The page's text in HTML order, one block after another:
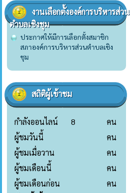
งานเลือกตั้งองค์การบริหารส่วน
ตำบลเชิงชุม
ประกาศให้มีการเลือกตั้งสมาชิก
สภาองค์การบริหารส่วนตำบลเชิง
ชุม
สถิติผู้เข้าชม
กำลังออนไลน์ 8
คน
ผู้ชมวันนี้
คน
ผู้ชมเมื่อวาน
คน
ผู้ชมเดือนนี้
คน
ผู้ชมเดือนก่อน
คน